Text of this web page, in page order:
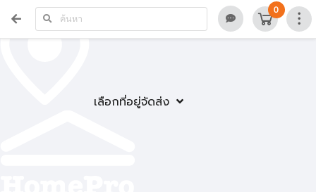
เลือกที่อยู่จัดส่ง
0